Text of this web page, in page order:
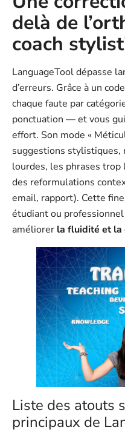
delà de
coach
LanguageTool dépasse
d’erreurs. Grâce à un
chaque faute par
ponctuation — et vous
effort. Son mode «
suggestions
lourdes, les phrases
des reformulations
email, rapport). Cette
étudiant ou
améliorer la fluidité et la
Liste des atouts
principaux de